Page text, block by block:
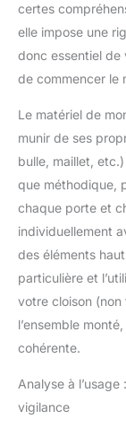
certes
elle impose une
donc essentiel de
de commencer le
Le matériel de
munir de ses
bulle, maillet,
que méthodique,
chaque porte et
individuellement
des éléments
particulière et
votre cloison
l’ensemble
cohérente.
Analyse à
vigilance